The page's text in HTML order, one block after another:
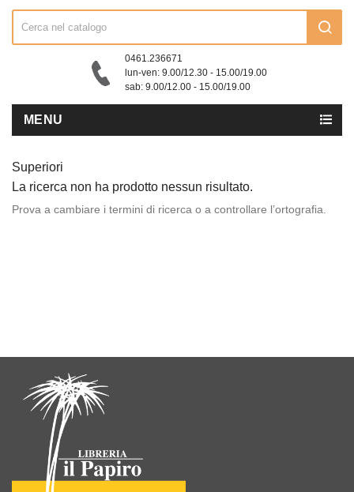
0461.236671
lun-ven: 9.00/12.30 - 15.00/19.00
sab: 9.00/12.00 - 15.00/19.00
MENU
Superiori
La ricerca non ha prodotto nessun risultato.
Prova a cambiare i termini di ricerca o a controllare l’ortografia.